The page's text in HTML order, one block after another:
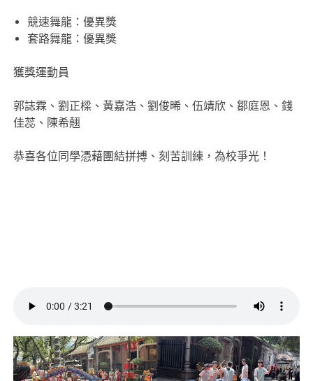
競速舞龍：優異獎
套路舞龍：優異獎
獲獎運動員
郭誌霖、劉正樑、黃嘉浩、劉俊晞、伍靖欣、鄒庭恩、錢
佳蕊、陳希翹
恭喜各位同學憑藉團結拼搏、刻苦訓練，為校爭光！